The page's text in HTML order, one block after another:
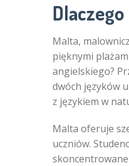
Malta,
pięknymi
angielskiego?
dwóch języków
z językiem w
Malta oferuje
uczniów.